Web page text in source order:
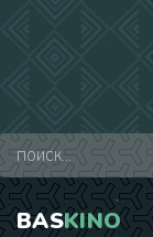
BASKINO